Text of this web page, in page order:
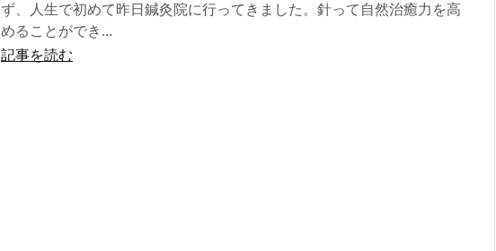
ず、人生で初めて昨日鍼灸院に行ってきました。針って自然治癒力を高
めることができ...
記事を読む